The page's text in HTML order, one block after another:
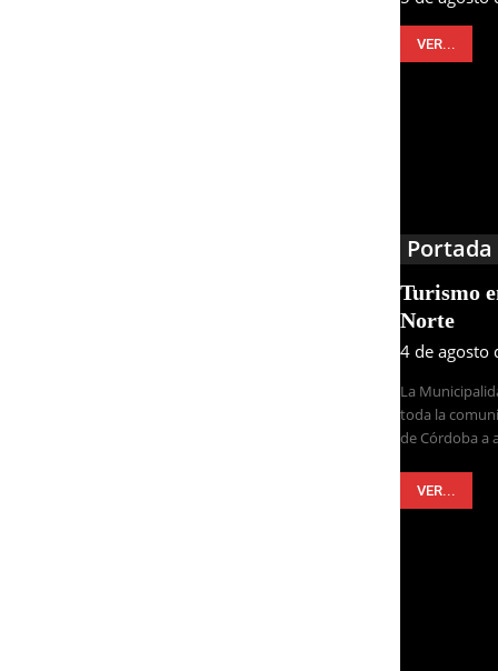
VER...
Portada
Turismo
Norte
4 de agosto
La
toda la
de Córdoba a
VER...